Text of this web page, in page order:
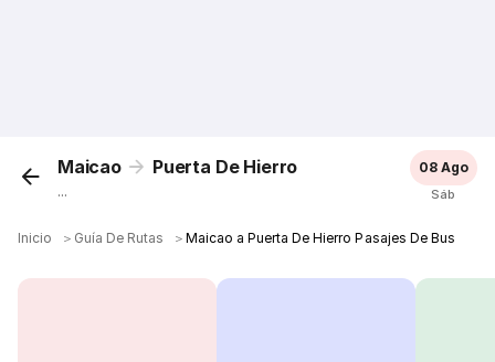
Maicao Puerta De Hierro
...
08 Ago
Sáb
Inicio ＞ Guía De Rutas ＞Maicao a Puerta De Hierro Pasajes De Bus